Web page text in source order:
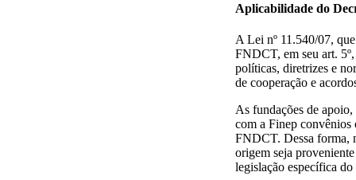
Aplicabilidade do
A Lei nº 11.540/07,
FNDCT, em seu art.
políticas, diretrizes e
de cooperação e
As fundações de
com a Finep convênios
FNDCT. Dessa forma,
origem seja
legislação específica